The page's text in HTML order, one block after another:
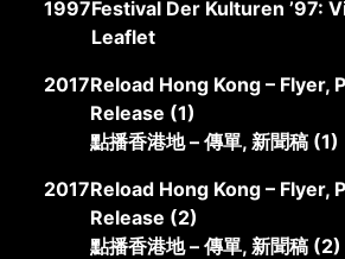
1997Festival Der Kulturen ’97:
Leaflet
2017Reload Hong Kong – Flyer,
Release (1)
點播香港地 – 傳單, 新聞稿 (1)
2017Reload Hong Kong – Flyer,
Release (2)
點播香港地 – 傳單, 新聞稿 (2)